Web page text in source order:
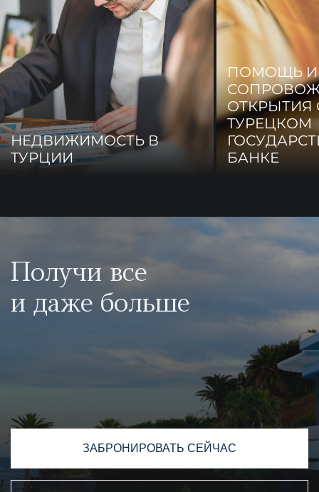
НЕДВИЖИМОСТЬ В
ТУРЦИИ
ПОМОЩЬ И
ОТКРЫТИЯ
ТУРЕЦКОМ
БАНКЕ
Получи все
и даже больше
ЗАБРОНИРОВАТЬ СЕЙЧАС